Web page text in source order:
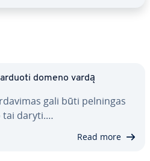
domeno vardą
gali būti pelningas
tai daryti.…
Read more